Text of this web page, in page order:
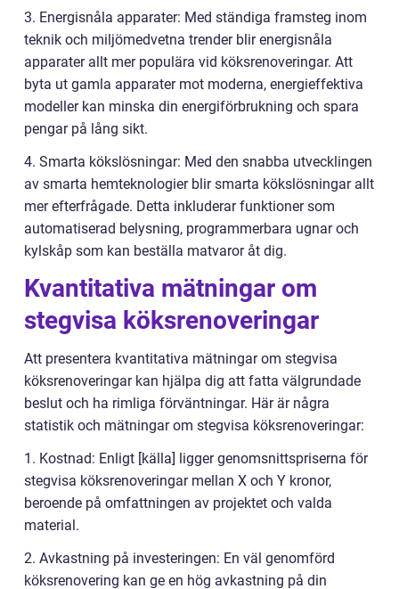
3. Energisnåla apparater: Med ständiga framsteg inom
teknik och miljömedvetna trender blir energisnåla
apparater allt mer populära vid köksrenoveringar. Att
byta ut gamla apparater mot moderna, energieffektiva
modeller kan minska din energiförbrukning och spara
pengar på lång sikt.
4. Smarta kökslösningar: Med den snabba utvecklingen
av smarta hemteknologier blir smarta kökslösningar allt
mer efterfrågade. Detta inkluderar funktioner som
automatiserad belysning, programmerbara ugnar och
kylskåp som kan beställa matvaror åt dig.
Kvantitativa mätningar om
stegvisa köksrenoveringar
Att presentera kvantitativa mätningar om stegvisa
köksrenoveringar kan hjälpa dig att fatta välgrundade
beslut och ha rimliga förväntningar. Här är några
statistik och mätningar om stegvisa köksrenoveringar:
1. Kostnad: Enligt [källa] ligger genomsnittspriserna för
stegvisa köksrenoveringar mellan X och Y kronor,
beroende på omfattningen av projektet och valda
material.
2. Avkastning på investeringen: En väl genomförd
köksrenovering kan ge en hög avkastning på din